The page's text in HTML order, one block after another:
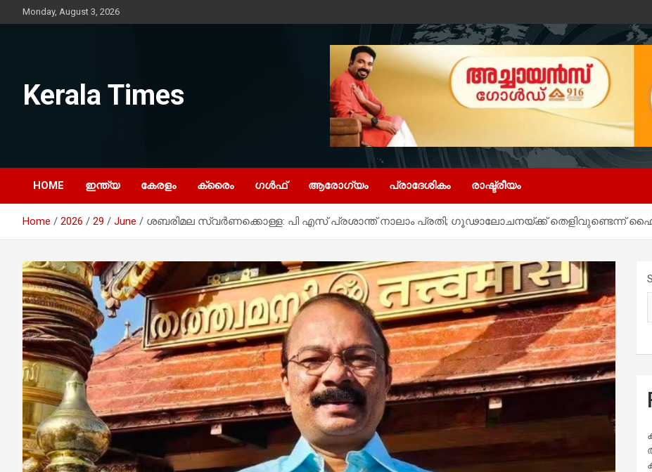
to
Monday, August 3, 2026
Kerala Times
HOME ഇന്ത്യ കേരളം ക്രൈം ഗൾഫ് ആരോഗ്യം പ്രാദേശികം രാഷ്ട്രീയം
Home 2026 29 June ശബരിമല സ്വർണക്കൊള്ള: പി എസ് പ്രശാന്ത് നാലാം പ്രതി; ഗൂഢാലോചനയ്ക്ക് തെളിവുണ്ടെന്ന്